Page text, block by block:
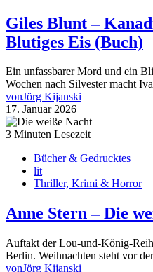
Giles Blunt –
Blutiges Eis (Buch)
Ein unfassbarer Mord und ein
Wochen nach Silvester macht
vonJörg Kijanski
17. Januar 2026
3 Minuten Lesezeit
Bücher & Gedrucktes
lit
Thriller, Krimi & Horror
Anne Stern – Die
Auftakt der Lou-und-König-
Berlin. Weihnachten steht vor
vonJörg Kijanski